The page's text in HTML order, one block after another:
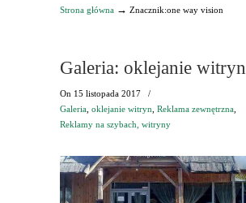
Strona główna → Znacznik:one way vision
Galeria: oklejanie witryn
On 15 listopada 2017
/
Galeria oklejanie witryn Reklama zewnętrzna
Reklamy na szybach, witryny